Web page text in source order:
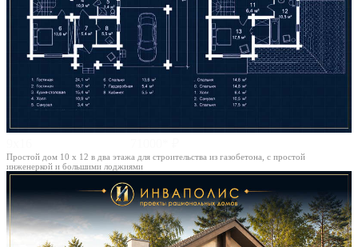
Простой дом 10 х 12 в два этажа для строительства из газобетона, с простой
инженеркой и большими лоджиями